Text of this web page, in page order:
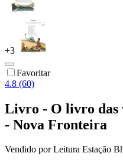
+3
Favoritar
4.8 (60)
Livro - O livro das
- Nova Fronteira
Vendido porLeitura Estação